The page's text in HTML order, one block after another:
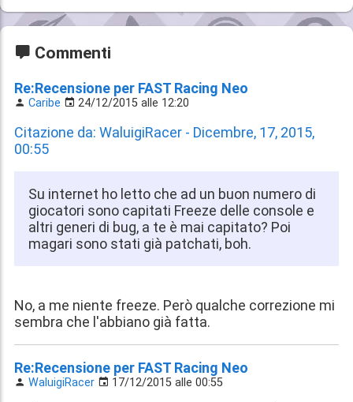
Commenti
Re:Recensione per FAST Racing Neo
Caribe 24/12/2015 alle 12:20
Citazione da: WaluigiRacer - Dicembre, 17, 2015,
00:55
Su internet ho letto che ad un buon numero di
giocatori sono capitati Freeze delle console e
altri generi di bug, a te è mai capitato? Poi
magari sono stati già patchati, boh.
No, a me niente freeze. Però qualche correzione mi
sembra che l'abbiano già fatta.
Re:Recensione per FAST Racing Neo
WaluigiRacer 17/12/2015 alle 00:55